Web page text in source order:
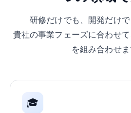
研修だけでも、開発だけで
貴社の事業フェーズに合わせ
を組み合わせま
🎓